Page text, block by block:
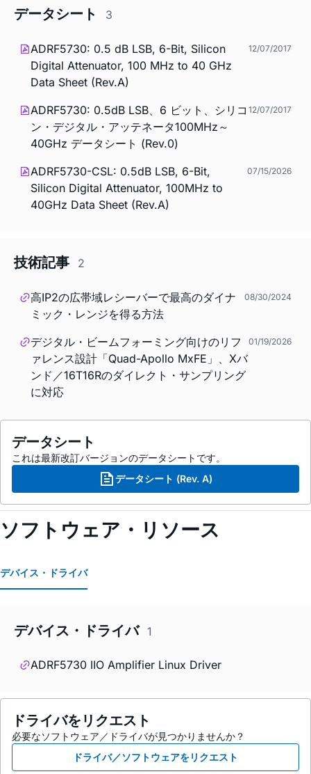
データシート 3
ADRF5730: 0.5 dB LSB, 6-Bit, Silicon
Digital Attenuator, 100 MHz to 40 GHz
Data Sheet (Rev.A)
12/07/2017
ADRF5730: 0.5dB LSB、6 ビット、シリコ
ン・デジタル・アッテネータ100MHz～
40GHz データシート (Rev.0)
12/07/2017
ADRF5730-CSL: 0.5dB LSB, 6-Bit,
Silicon Digital Attenuator, 100MHz to
40GHz Data Sheet (Rev.A)
07/15/2026
技術記事 2
高IP2の広帯域レシーバーで最高のダイナ
ミック・レンジを得る方法
08/30/2024
デジタル・ビームフォーミング向けのリフ
ァレンス設計「Quad-Apollo MxFE」、Xバ
ンド／16T16Rのダイレクト・サンプリング
に対応
01/19/2026
データシート
これは最新改訂バージョンのデータシートです。
データシート (Rev. A)
ソフトウェア・リソース
デバイス・ドライバ
デバイス・ドライバ 1
ADRF5730 IIO Amplifier Linux Driver
ドライバをリクエスト
必要なソフトウェア／ドライバが見つかりませんか？
ドライバ／ソフトウェアをリクエスト